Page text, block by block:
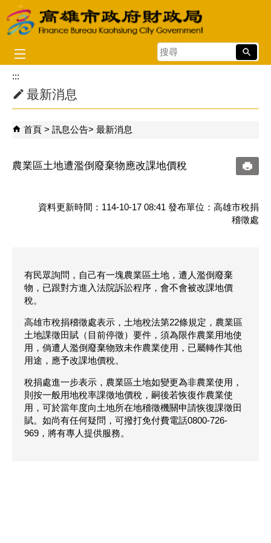
跳到主要內容區塊
搜
尋
:::
最新消息
首頁 訊息公告 最新消息
農業區土地遭濫倒廢棄物應改課地價稅
資料更新時間：114-10-17 08:41 發布單位：高雄市稅捐
稽徵處
有民眾詢問，自己有一塊農業區土地，遭人濫倒廢棄
物，已跟對方進入法院訴訟程序，會不會被改課地價
稅。
高雄市稅捐稽徵處表示，土地稅法第22條規定，農業區
土地課徵田賦（目前停徵）要件，須為限作農業用地使
用，倘遭人濫倒廢棄物致未作農業使用，已屬轉作其他
用途，應予改課地價稅。
稅捐處進一步表示，農業區土地如變更為非農業使用，
則按一般用地稅率課徵地價稅，嗣後若恢復作農業使
用，可於當年度向土地所在地稽徵機關申請恢復課徵田
賦。如尚有任何疑問，可撥打免付費電話0800-726-
969，將有專人提供服務。